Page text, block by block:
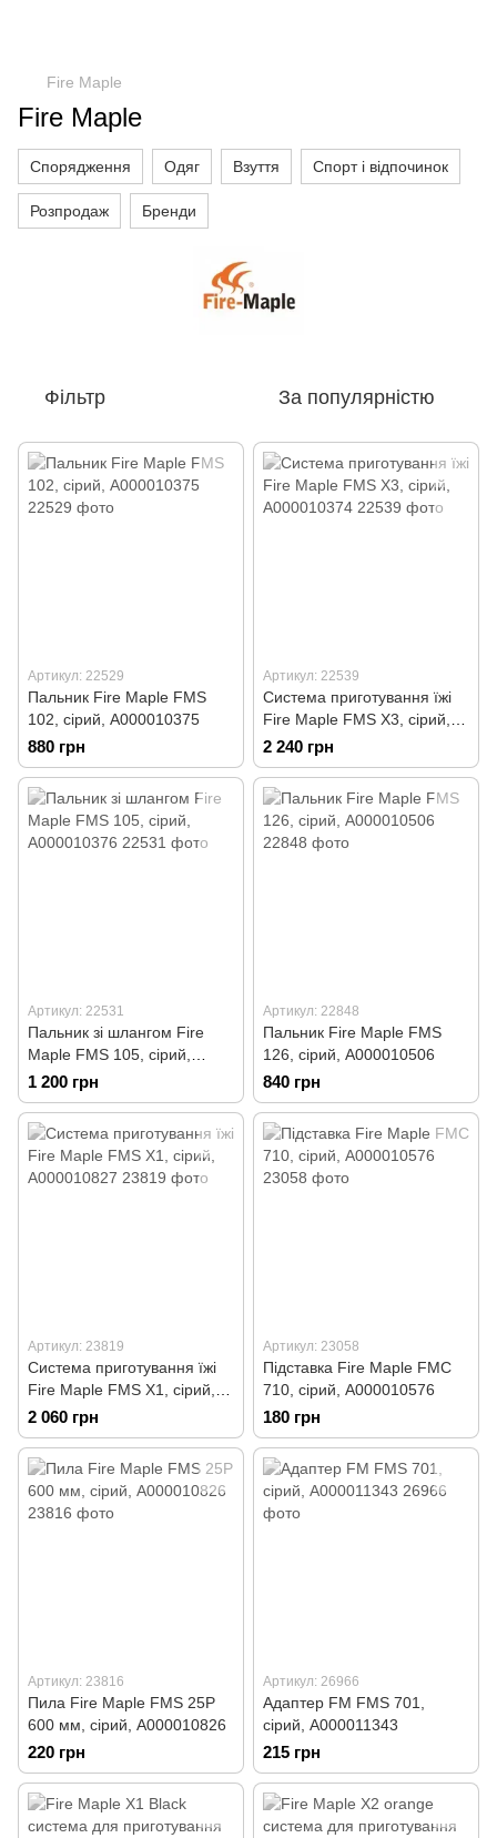
Fire Maple
Fire Maple
Спорядження Одяг Взуття Спорт і відпочинок
Розпродаж Бренди
Фільтр За популярністю
Артикул: 22529
Пальник Fire Maple FMS
102, сірий, А000010375
880 грн
Артикул: 22539
Система приготування їжі
Fire Maple FMS X3, сірий,
А000010374
2 240 грн
Артикул: 22531
Пальник зі шлангом Fire
Maple FMS 105, сірий,
А000010376
1 200 грн
Артикул: 22848
Пальник Fire Maple FMS
126, сірий, А000010506
840 грн
Артикул: 23819
Система приготування їжі
Fire Maple FMS X1, сірий,
А000010827
2 060 грн
Артикул: 23058
Підставка Fire Maple FMC
710, сірий, А000010576
180 грн
Артикул: 23816
Пила Fire Maple FMS 25P
600 мм, сірий, А000010826
220 грн
Артикул: 26966
Адаптер FM FMS 701,
сірий, А000011343
215 грн